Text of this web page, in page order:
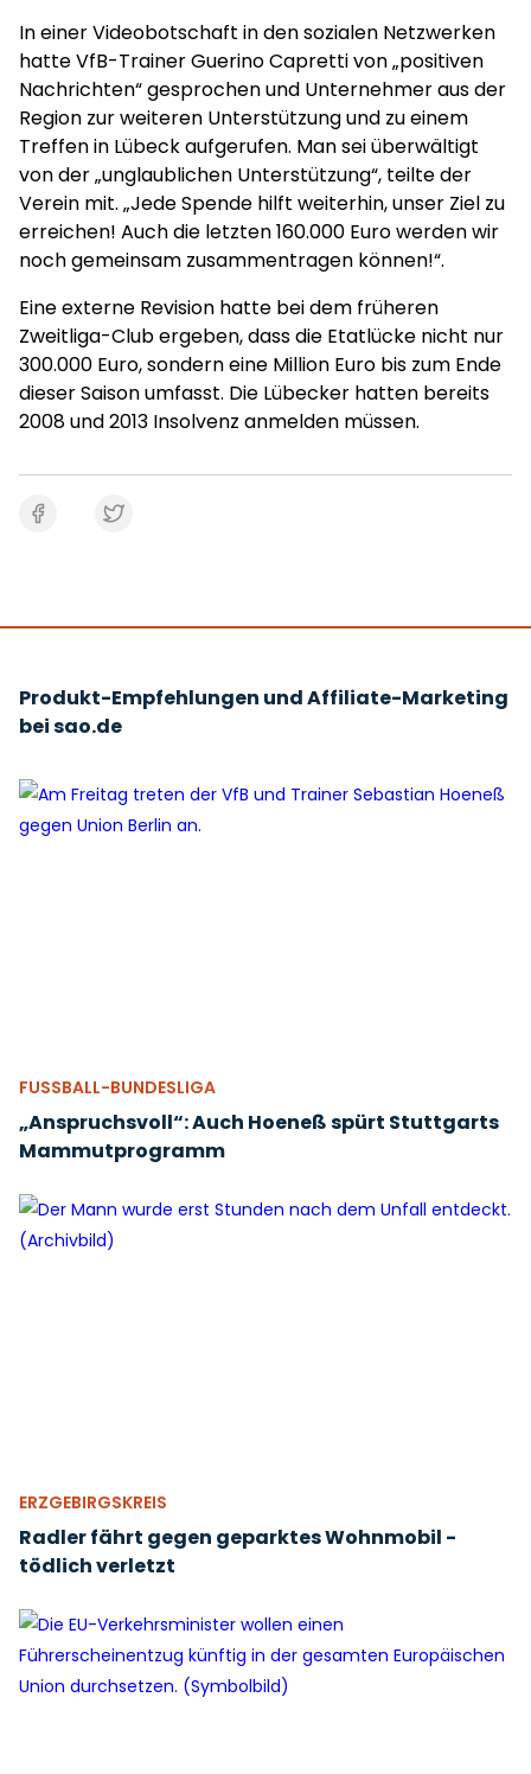
In einer Videobotschaft in den sozialen Netzwerken
hatte VfB-Trainer Guerino Capretti von „positiven
Nachrichten“ gesprochen und Unternehmer aus der
Region zur weiteren Unterstützung und zu einem
Treffen in Lübeck aufgerufen. Man sei überwältigt
von der „unglaublichen Unterstützung“, teilte der
Verein mit. „Jede Spende hilft weiterhin, unser Ziel zu
erreichen! Auch die letzten 160.000 Euro werden wir
noch gemeinsam zusammentragen können!“.
Eine externe Revision hatte bei dem früheren
Zweitliga-Club ergeben, dass die Etatlücke nicht nur
300.000 Euro, sondern eine Million Euro bis zum Ende
dieser Saison umfasst. Die Lübecker hatten bereits
2008 und 2013 Insolvenz anmelden müssen.
Produkt-Empfehlungen und Affiliate-Marketing
bei sao.de
FUSSBALL-BUNDESLIGA
„Anspruchsvoll“: Auch Hoeneß spürt Stuttgarts
Mammutprogramm
ERZGEBIRGSKREIS
Radler fährt gegen geparktes Wohnmobil -
tödlich verletzt